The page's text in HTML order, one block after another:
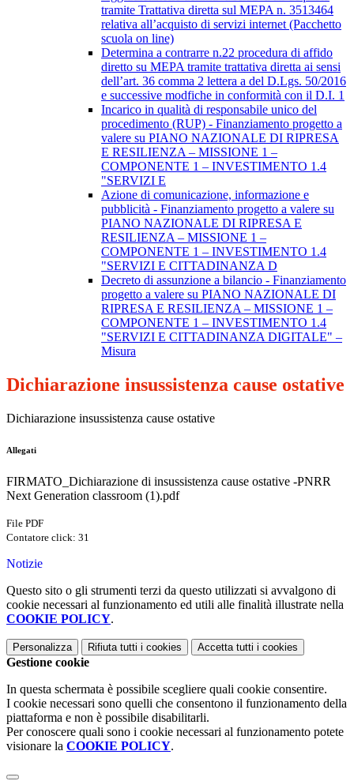
tramite Trattativa diretta sul MEPA n. 3513464
relativa all’acquisto di servizi internet (Pacchetto
scuola on line)
Determina a contrarre n.22 procedura di affido
diretto su MEPA tramite trattativa diretta ai sensi
dell’art. 36 comma 2 lettera a del D.Lgs. 50/2016
e successive modfiche in conformità con il D.I. 1
Incarico in qualità di responsabile unico del
procedimento (RUP) - Finanziamento progetto a
valere su PIANO NAZIONALE DI RIPRESA
E RESILIENZA – MISSIONE 1 –
COMPONENTE 1 – INVESTIMENTO 1.4
"SERVIZI E
Azione di comunicazione, informazione e
pubblicità - Finanziamento progetto a valere su
PIANO NAZIONALE DI RIPRESA E
RESILIENZA – MISSIONE 1 –
COMPONENTE 1 – INVESTIMENTO 1.4
"SERVIZI E CITTADINANZA D
Decreto di assunzione a bilancio - Finanziamento
progetto a valere su PIANO NAZIONALE DI
RIPRESA E RESILIENZA – MISSIONE 1 –
COMPONENTE 1 – INVESTIMENTO 1.4
"SERVIZI E CITTADINANZA DIGITALE" –
Misura
Dichiarazione insussistenza cause ostative
Dichiarazione insussistenza cause ostative
Allegati
FIRMATO_Dichiarazione di insussistenza cause ostative -PNRR
Next Generation classroom (1).pdf
File PDF
Contatore click: 31
Notizie
Questo sito o gli strumenti terzi da questo utilizzati si avvalgono di
cookie necessari al funzionamento ed utili alle finalità illustrate nella
COOKIE POLICY.
Personalizza Rifiuta tutti i cookies Accetta tutti i cookies
Gestione cookie
In questa schermata è possibile scegliere quali cookie consentire.
I cookie necessari sono quelli che consentono il funzionamento della
piattaforma e non è possibile disabilitarli.
Per conoscere quali sono i cookie necessari al funzionamento potete
visionare la COOKIE POLICY.